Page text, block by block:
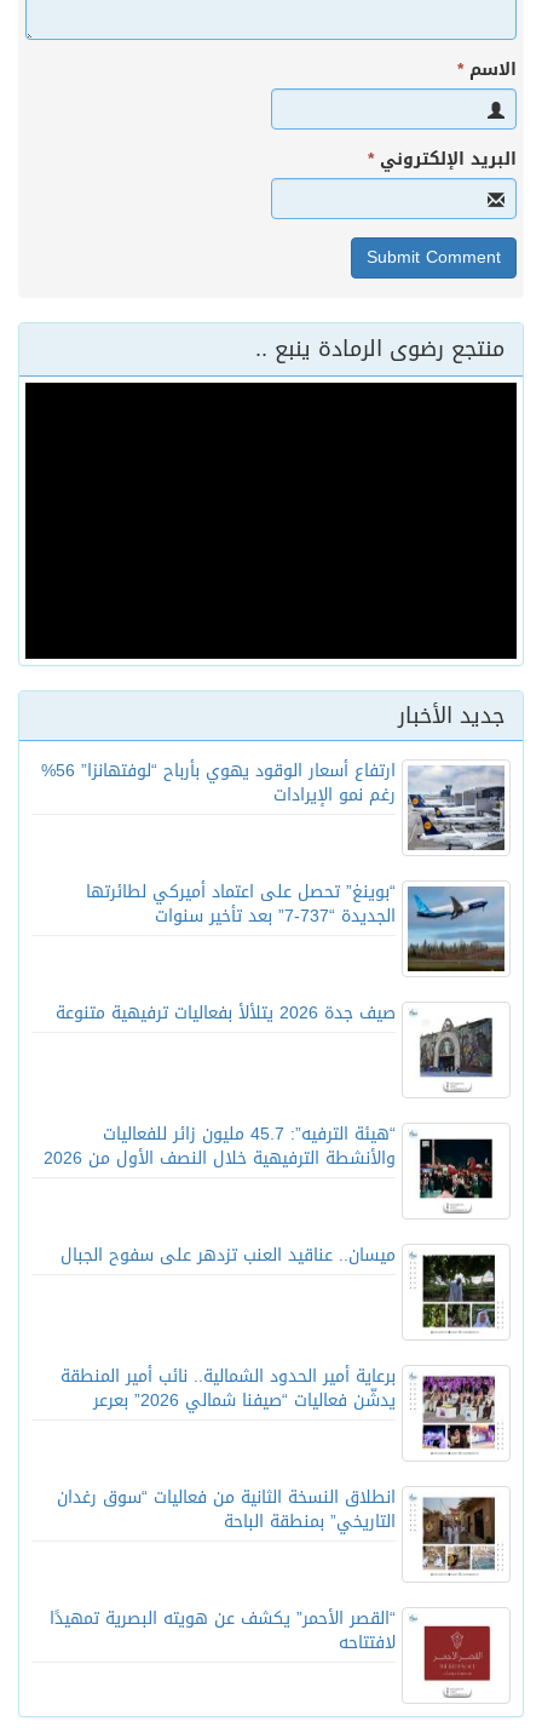
الاسم*
البريد الإلكتروني*
منتجع رضوى الرمادة ينبع ..
جديد الأخبار
ارتفاع أسعار الوقود يهوي بأرباح “لوفتهانزا” 56%
رغم نمو الإيرادات
“بوينغ” تحصل على اعتماد أميركي لطائرتها
الجديدة “737-7” بعد تأخير سنوات
صيف جدة 2026 يتلألأ بفعاليات ترفيهية متنوعة
“هيئة الترفيه”: 45.7 مليون زائر للفعاليات
والأنشطة الترفيهية خلال النصف الأول من 2026
ميسان.. عناقيد العنب تزدهر على سفوح الجبال
برعاية أمير الحدود الشمالية.. نائب أمير المنطقة
يدشّن فعاليات “صيفنا شمالي 2026” بعرعر
انطلاق النسخة الثانية من فعاليات “سوق رغدان
التاريخي” بمنطقة الباحة
“القصر الأحمر” يكشف عن هويته البصرية تمهيدًا
لافتتاحه